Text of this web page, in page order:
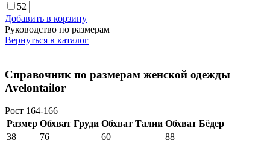
52
Добавить в корзину
Руководство по размерам
Вернуться в каталог
Справочник по размерам женской одежды
Avelontailor
Рост 164-166
Размер Обхват Груди Обхват Талии Обхват Бёдер
38
76 60
88